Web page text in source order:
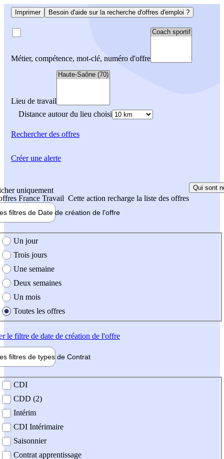
Imprimer Besoin d'aide sur la recherche d'offres d'emploi ?
Métier, compétence, mot-clé, numéro d'offre
Lieu de travail
Distance autour du lieu choisi
Rechercherdes offres
uniquement
France Travail Cette action recharge la liste des offres
Qui sont
filtres de Date de création de l'offre
création de l'offre
Un jour
Trois jours
Une semaine
Deux semaines
Un mois
Toutes les offres
le filtre de date de création de l'offre
filtres de types de Contrat
contrat
CDI
CDD (2)
Intérim
CDI Intérimaire
Saisonnier
Contrat apprentissage
Créer une alerte